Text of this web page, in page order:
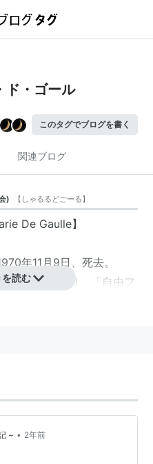
ド・ゴール
このタグでブログを書く
関連ブログ
) 【 しゃるるどごーる】
De Gaulle】
年11月9日、死去。
イギリス に渡り、「 自由フ
読む
~ • 2年前